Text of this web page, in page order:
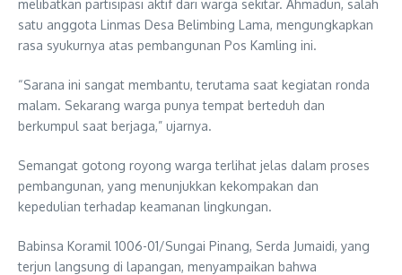
melibatkan partisipasi aktif dari warga sekitar. Ahmadun, salah
satu anggota Linmas Desa Belimbing Lama, mengungkapkan
rasa syukurnya atas pembangunan Pos Kamling ini.
“Sarana ini sangat membantu, terutama saat kegiatan ronda
malam. Sekarang warga punya tempat berteduh dan
berkumpul saat berjaga,” ujarnya.
Semangat gotong royong warga terlihat jelas dalam proses
pembangunan, yang menunjukkan kekompakan dan
kepedulian terhadap keamanan lingkungan.
Babinsa Koramil 1006-01/Sungai Pinang, Serda Jumaidi, yang
terjun langsung di lapangan, menyampaikan bahwa